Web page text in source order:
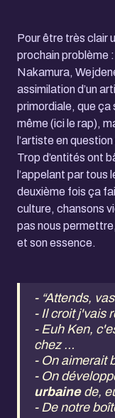
Pour être très clair
prochain problème
Nakamura,
assimilation d’un
primordiale, que ça
même (ici le rap),
l’artiste en
Trop d’entités ont
l’appelant par tous
deuxième fois ça
culture, chansons
pas nous
et son essence.
- “Attends,
- Il croit j'vais
- Euh Ken,
chez …
- On aimerait
- On
urbainede,
- De notre